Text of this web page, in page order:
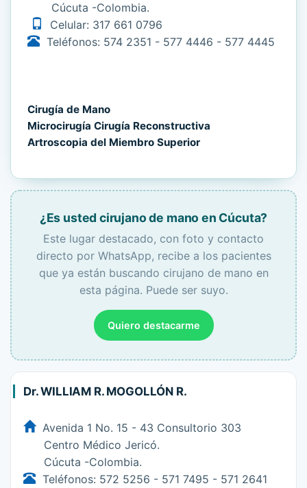
Cúcuta -Colombia.
Celular: 317 661 0796
Teléfonos: 574 2351 - 577 4446 - 577 4445
Cirugía de Mano
Microcirugía Cirugía Reconstructiva
Artroscopia del Miembro Superior
¿Es usted cirujano de mano en Cúcuta?
Este lugar destacado, con foto y contacto
directo por WhatsApp, recibe a los pacientes
que ya están buscando cirujano de mano en
esta página. Puede ser suyo.
Quiero destacarme
Dr. WILLIAM R. MOGOLLÓN R.
Avenida 1 No. 15 - 43 Consultorio 303
Centro Médico Jericó.
Cúcuta -Colombia.
Teléfonos: 572 5256 - 571 7495 - 571 2641